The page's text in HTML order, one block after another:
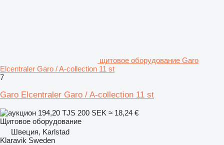
щитовое оборудование Garo
Elcentraler Garo / A-collection 11 st
7
Garo Elcentraler Garo / A-collection 11 st
194,20 TJS 200 SEK ≈ 18,24 €
Щитовое оборудование
Швеция, Karlstad
Klaravik Sweden